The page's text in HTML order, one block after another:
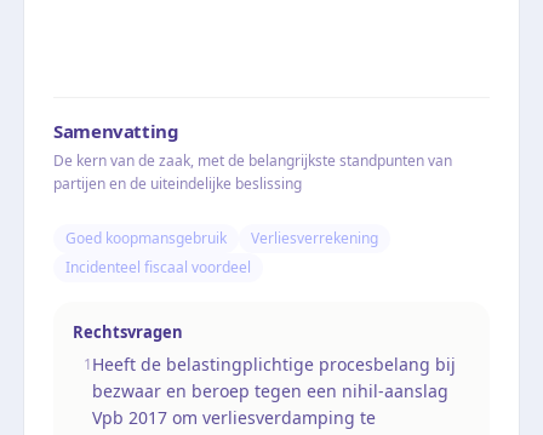
Samenvatting
De kern van de zaak, met de belangrijkste standpunten van
partijen en de uiteindelijke beslissing
Goed koopmansgebruik
Verliesverrekening
Incidenteel fiscaal voordeel
Rechtsvragen
1Heeft de belastingplichtige procesbelang bij
bezwaar en beroep tegen een nihil-aanslag
Vpb 2017 om verliesverdamping te